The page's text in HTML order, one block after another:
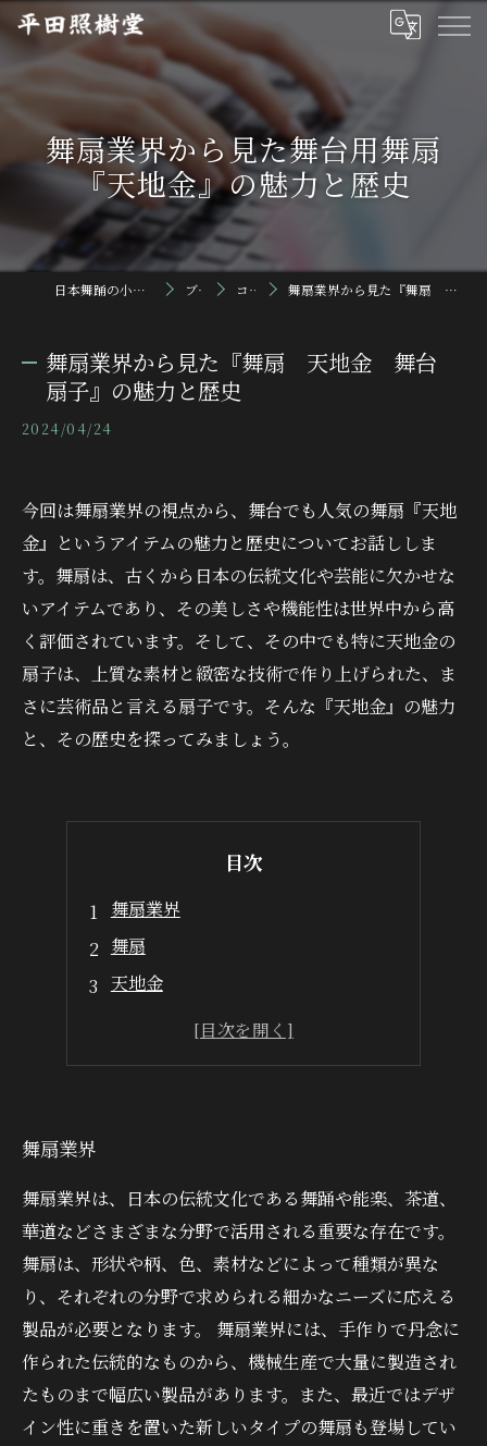
舞扇業界から見た舞台用舞扇
『天地金』の魅力と歴史
日本舞踊の小道具なら平田照樹堂 ブログ コラム 舞扇業界から見た『舞扇 天地金 舞台 扇子』の魅力と歴史
舞扇業界から見た『舞扇 天地金 舞台
扇子』の魅力と歴史
2024/04/24
今回は舞扇業界の視点から、舞台でも人気の舞扇『天地
金』というアイテムの魅力と歴史についてお話ししま
す。舞扇は、古くから日本の伝統文化や芸能に欠かせな
いアイテムであり、その美しさや機能性は世界中から高
く評価されています。そして、その中でも特に天地金の
扇子は、上質な素材と緻密な技術で作り上げられた、ま
さに芸術品と言える扇子です。そんな『天地金』の魅力
と、その歴史を探ってみましょう。
目次
舞扇業界
舞扇
天地金
舞扇業界
舞扇業界は、日本の伝統文化である舞踊や能楽、茶道、
華道などさまざまな分野で活用される重要な存在です。
舞扇は、形状や柄、色、素材などによって種類が異な
り、それぞれの分野で求められる細かなニーズに応える
製品が必要となります。 舞扇業界には、手作りで丹念に
作られた伝統的なものから、機械生産で大量に製造され
たものまで幅広い製品があります。また、最近ではデザ
イン性に重きを置いた新しいタイプの舞扇も登場してい